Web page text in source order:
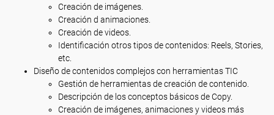
Creación de imágenes.
Creación d animaciones.
Creación de videos.
Identificación otros tipos de contenidos: Reels, Stories,
etc.
Diseño de contenidos complejos con herramientas TIC
Gestión de herramientas de creación de contenido.
Descripción de los conceptos básicos de Copy.
Creación de imágenes, animaciones y videos más